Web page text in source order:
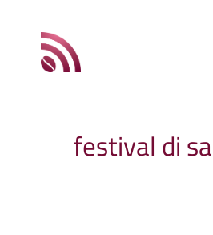
festival di